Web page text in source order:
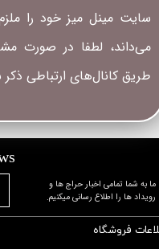
سایت مینل میز خود را
می‌داند، لطفا در صورت
طریق کانال‏‌های ارتباطی ذکر
فروشگاه
​​​​​​​ما به شما تمامی اخبار حراج ها و
رویداد ها را اطلاع رسانی میکنیم.​​​​​​​